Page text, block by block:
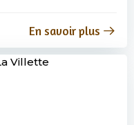
En savoir plus